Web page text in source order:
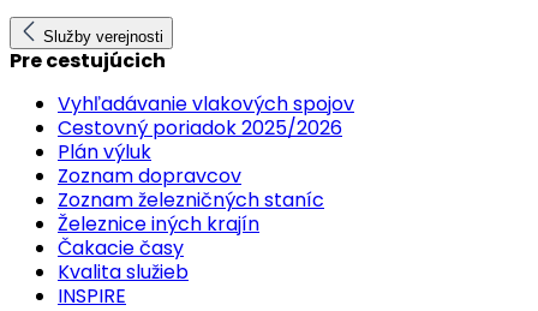
Služby verejnosti
Pre cestujúcich
Vyhľadávanie vlakových spojov
Cestovný poriadok 2025/2026
Plán výluk
Zoznam dopravcov
Zoznam železničných staníc
Železnice iných krajín
Čakacie časy
Kvalita služieb
INSPIRE